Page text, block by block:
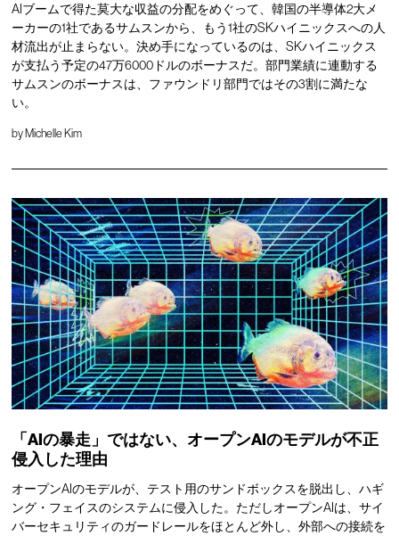
AIブームで得た莫大な収益の分配をめぐって、韓国の半導体2大メ
ーカーの1社であるサムスンから、もう1社のSKハイニックスへの人
材流出が止まらない。決め手になっているのは、SKハイニックス
が支払う予定の47万6000ドルのボーナスだ。部門業績に連動する
サムスンのボーナスは、ファウンドリ部門ではその3割に満たな
い。
by Michelle Kim
「AIの暴走」ではない、オープンAIのモデルが不正
侵入した理由
オープンAIのモデルが、テスト用のサンドボックスを脱出し、ハギ
ング・フェイスのシステムに侵入した。ただしオープンAIは、サイ
バーセキュリティのガードレールをほとんど外し、外部への接続を